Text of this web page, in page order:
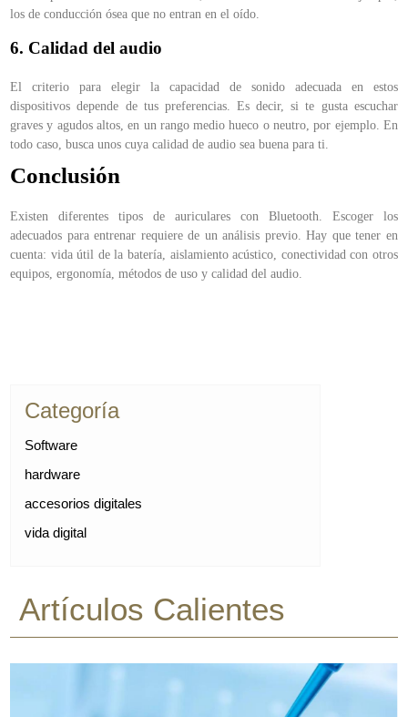
los de conducción ósea que no entran en el oído.
6. Calidad del audio
El criterio para elegir la capacidad de sonido adecuada en estos
dispositivos depende de tus preferencias. Es decir, si te gusta escuchar
graves y agudos altos, en un rango medio hueco o neutro, por ejemplo. En
todo caso, busca unos cuya calidad de audio sea buena para ti.
Conclusión
Existen diferentes tipos de auriculares con Bluetooth. Escoger los
adecuados para entrenar requiere de un análisis previo. Hay que tener en
cuenta: vida útil de la batería, aislamiento acústico, conectividad con otros
equipos, ergonomía, métodos de uso y calidad del audio.
Categoría
Software
hardware
accesorios digitales
vida digital
Artículos Calientes